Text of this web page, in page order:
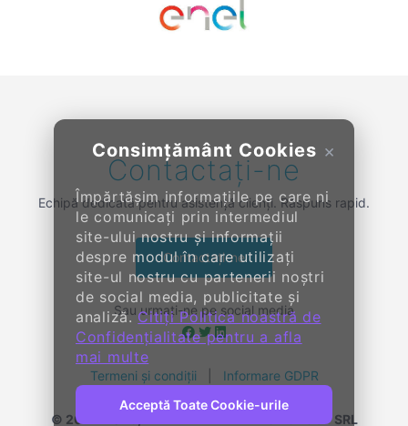
×
Consimțământ Cookies
Împărtășim informațiile pe care ni
le comunicați prin intermediul
site-ului nostru și informații
despre modul în care utilizați
site-ul nostru cu partenerii noștri
de social media, publicitate și
analiză.Citiți Politica noastră de
Confidențialitate pentru a afla
mai multe
Acceptă Toate Cookie-urile
Contactați-ne
Echipă dedicată pentru asistență clienți. Răspuns rapid.
Contactați-ne
Sau urmați-ne pe social media
Termeni și condiții Informare GDPR
© 2014- 2026, KENDALL ENTERPRISE GROUP SRL